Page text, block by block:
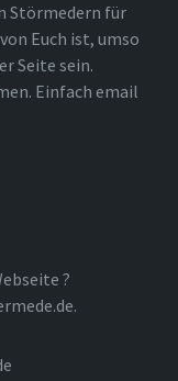
Störmedern für
Euch ist, umso
Seite sein.
Einfach email
?